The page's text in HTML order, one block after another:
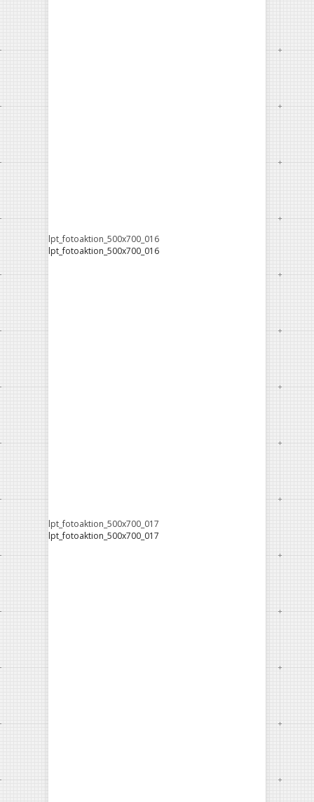
lpt_fotoaktion_500x700_016
lpt_fotoaktion_500x700_016
lpt_fotoaktion_500x700_017
lpt_fotoaktion_500x700_017